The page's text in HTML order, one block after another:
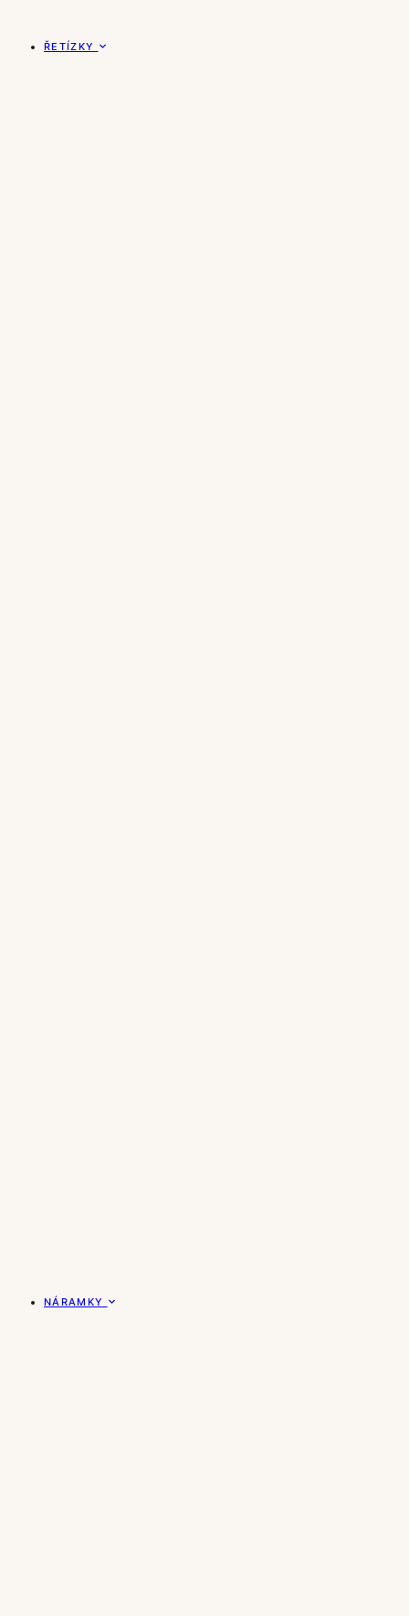
ŘETÍZKY
NÁRAMKY